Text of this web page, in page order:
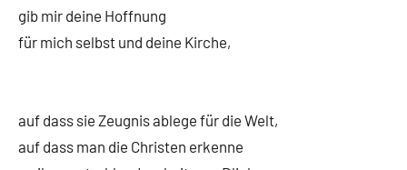
gib mir deine Hoffnung
für mich selbst und deine Kirche,
auf dass sie Zeugnis ablege für die Welt,
auf dass man die Christen erkenne